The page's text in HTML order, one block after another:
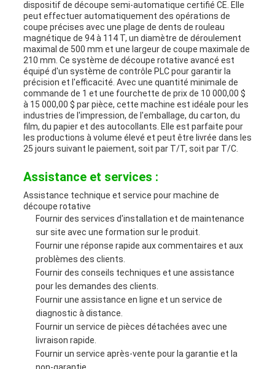
dispositif de découpe semi-automatique certifié CE. Elle
peut effectuer automatiquement des opérations de
coupe précises avec une plage de dents de rouleau
magnétique de 94 à 114 T, un diamètre de déroulement
maximal de 500 mm et une largeur de coupe maximale de
210 mm. Ce système de découpe rotative avancé est
équipé d'un système de contrôle PLC pour garantir la
précision et l'efficacité. Avec une quantité minimale de
commande de 1 et une fourchette de prix de 10 000,00 $
à 15 000,00 $ par pièce, cette machine est idéale pour les
industries de l'impression, de l'emballage, du carton, du
film, du papier et des autocollants. Elle est parfaite pour
les productions à volume élevé et peut être livrée dans les
25 jours suivant le paiement, soit par T/T, soit par T/C.
Assistance et services :
Assistance technique et service pour machine de
découpe rotative
Fournir des services d'installation et de maintenance
sur site avec une formation sur le produit.
Fournir une réponse rapide aux commentaires et aux
problèmes des clients.
Fournir des conseils techniques et une assistance
pour les demandes des clients.
Fournir une assistance en ligne et un service de
diagnostic à distance.
Fournir un service de pièces détachées avec une
livraison rapide.
Fournir un service après-vente pour la garantie et la